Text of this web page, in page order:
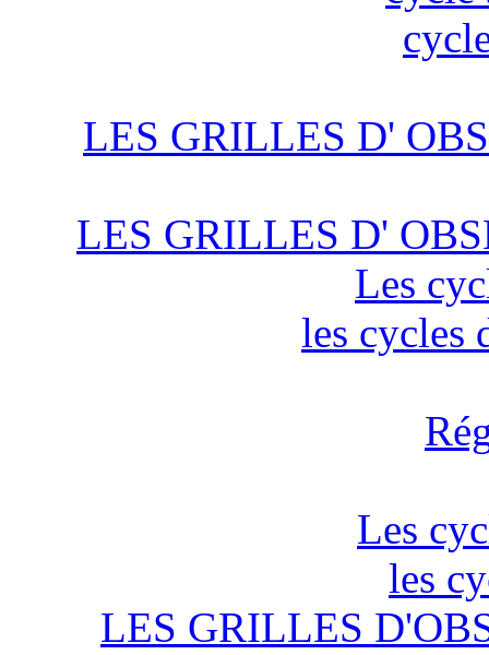
LES GRILLES D'
LES GRILLES D'
Les
les cycles
Les
les
LES GRILLES